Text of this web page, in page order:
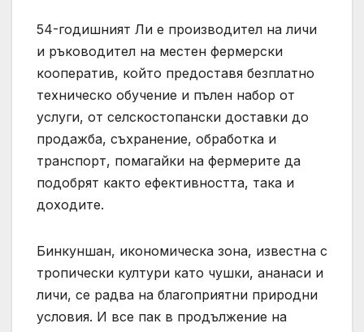
54-годишният Ли е производител на личи
и ръководител на местен фермерски
кооператив, който предоставя безплатно
техническо обучение и пълен набор от
услуги, от селскостопански доставки до
продажба, съхранение, обработка и
транспорт, помагайки на фермерите да
подобрят както ефективността, така и
доходите.
Бинкуншан, икономическа зона, известна с
тропически култури като чушки, ананаси и
личи, се радва на благоприятни природни
условия. И все пак в продължение на